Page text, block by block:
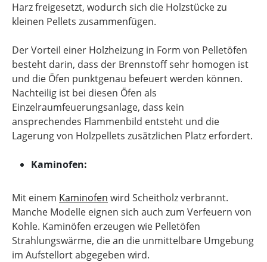
Harz freigesetzt, wodurch sich die Holzstücke zu
kleinen Pellets zusammenfügen.
Der Vorteil einer Holzheizung in Form von Pelletöfen
besteht darin, dass der Brennstoff sehr homogen ist
und die Öfen punktgenau befeuert werden können.
Nachteilig ist bei diesen Öfen als
Einzelraumfeuerungsanlage, dass kein
ansprechendes Flammenbild entsteht und die
Lagerung von Holzpellets zusätzlichen Platz erfordert.
Kaminofen:
Mit einem Kaminofen wird Scheitholz verbrannt.
Manche Modelle eignen sich auch zum Verfeuern von
Kohle. Kaminöfen erzeugen wie Pelletöfen
Strahlungswärme, die an die unmittelbare Umgebung
im Aufstellort abgegeben wird.